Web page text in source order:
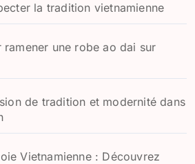
la tradition vietnamienne
une robe ao dai sur
de tradition et modernité dans
Vietnamienne : Découvrez